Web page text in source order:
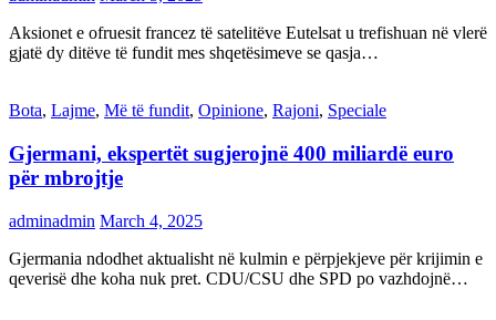
Aksionet e ofruesit francez të satelitëve Eutelsat u trefishuan në vlerë
gjatë dy ditëve të fundit mes shqetësimeve se qasja…
Bota, Lajme, Më të fundit, Opinione, Rajoni, Speciale
Gjermani, ekspertët sugjerojnë 400 miliardë euro
për mbrojtje
adminadmin March 4, 2025
Gjermania ndodhet aktualisht në kulmin e përpjekjeve për krijimin e
qeverisë dhe koha nuk pret. CDU/CSU dhe SPD po vazhdojnë…